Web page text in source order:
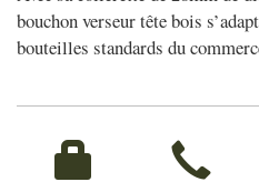
bouchon verseur tête bois
bouteilles standards du